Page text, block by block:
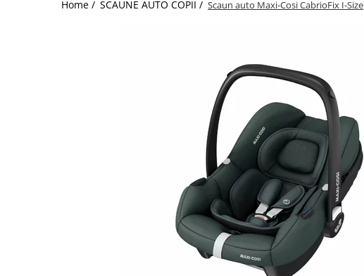
Jucarii de Sortare
Home / SCAUNE AUTO COPII / Scaun auto Maxi-Cosi CabrioFix I-Size